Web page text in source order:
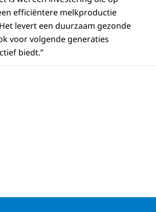
efficiëntere melkproductie
levert een duurzaam gezonde
voor volgende generaties
biedt.”